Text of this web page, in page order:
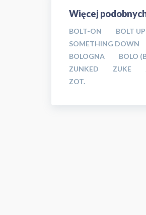
Więcej
BOLT-ON BOLT
SOMETHING DOWN
BOLOGNA
BOLO
ZUNKED
ZUKE
ZOT.